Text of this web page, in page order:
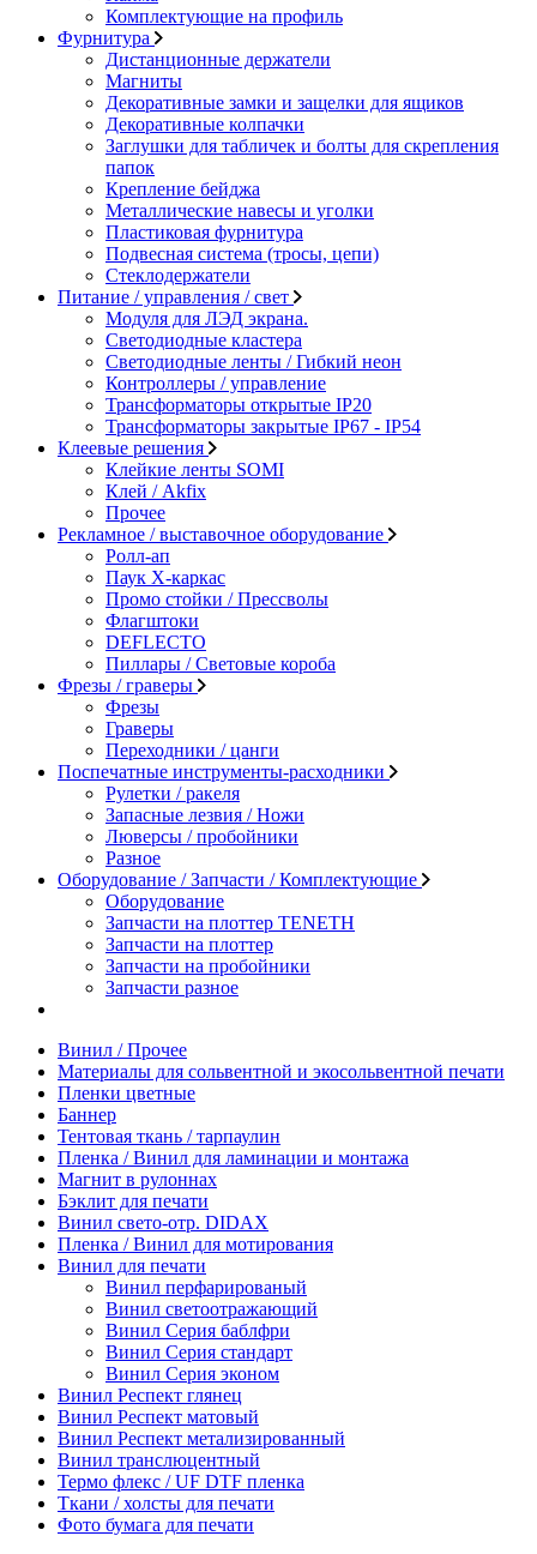
Комплектующие на профиль
Фурнитура
Дистанционные держатели
Магниты
Декоративные замки и защелки для ящиков
Декоративные колпачки
Заглушки для табличек и болты для скрепления
папок
Крепление бейджа
Металлические навесы и уголки
Пластиковая фурнитура
Подвесная система (тросы, цепи)
Стеклодержатели
Питание / управления / свет
Модуля для ЛЭД экрана.
Светодиодные кластера
Светодиодные ленты / Гибкий неон
Контроллеры / управление
Трансформаторы открытые IP20
Трансформаторы закрытые IP67 - IP54
Клеевые решения
Клейкие ленты SOMI
Клей / Akfix
Прочее
Рекламное / выставочное оборудование
Ролл-ап
Паук X-каркас
Промо стойки / Прессволы
Флагштоки
DEFLECTO
Пиллары / Световые короба
Фрезы / граверы
Фрезы
Граверы
Переходники / цанги
Поспечатные инструменты-расходники
Рулетки / ракеля
Запасные лезвия / Ножи
Люверсы / пробойники
Разное
Оборудование / Запчасти / Комплектующие
Оборудование
Запчасти на плоттер TENETH
Запчасти на плоттер
Запчасти на пробойники
Запчасти разное
Винил / Прочее
Материалы для сольвентной и экосольвентной печати
Пленки цветные
Баннер
Тентовая ткань / тарпаулин
Пленка / Винил для ламинации и монтажа
Магнит в рулоннах
Бэклит для печати
Винил свето-отр. DIDAX
Пленка / Винил для мотирования
Винил для печати
Винил перфарированый
Винил светоотражающий
Винил Серия баблфри
Винил Серия стандарт
Винил Серия эконом
Винил Респект глянец
Винил Респект матовый
Винил Респект метализированный
Винил транслюцентный
Термо флекс / UF DTF пленка
Ткани / холсты для печати
Фото бумага для печати